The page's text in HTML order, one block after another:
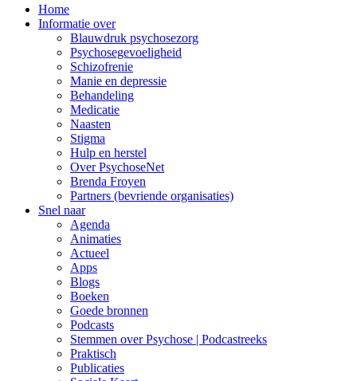
Main
Navigation
Home
Informatie over
Blauwdruk psychosezorg
Psychosegevoeligheid
Schizofrenie
Manie en depressie
Behandeling
Medicatie
Naasten
Stigma
Hulp en herstel
Over PsychoseNet
Brenda Froyen
Partners (bevriende organisaties)
Snel naar
Agenda
Animaties
Actueel
Apps
Blogs
Boeken
Goede bronnen
Podcasts
Stemmen over Psychose | Podcastreeks
Praktisch
Publicaties